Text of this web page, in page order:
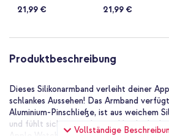
21,99 € 21,99 €
Produktbeschreibung
Vollständige
Dieses Silikonarmband verleiht deiner
schlankes Aussehen! Das Armband
Aluminium-Pinschließe, ist aus weichem
und fühlt sich angenehm am Handgelenk